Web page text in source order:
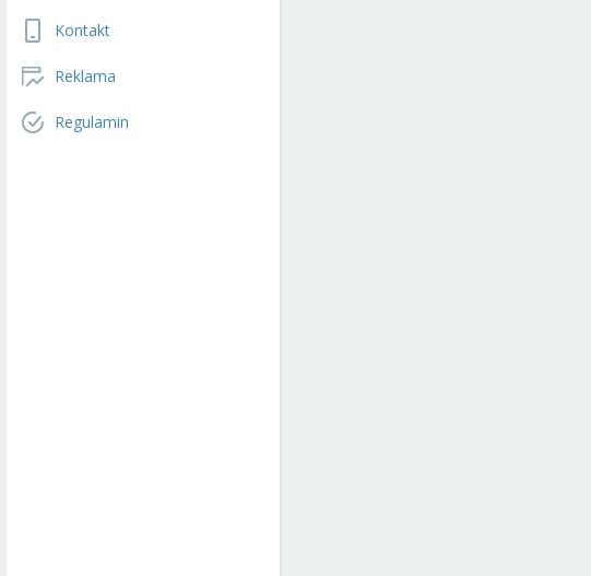
Kontakt
Reklama
Regulamin